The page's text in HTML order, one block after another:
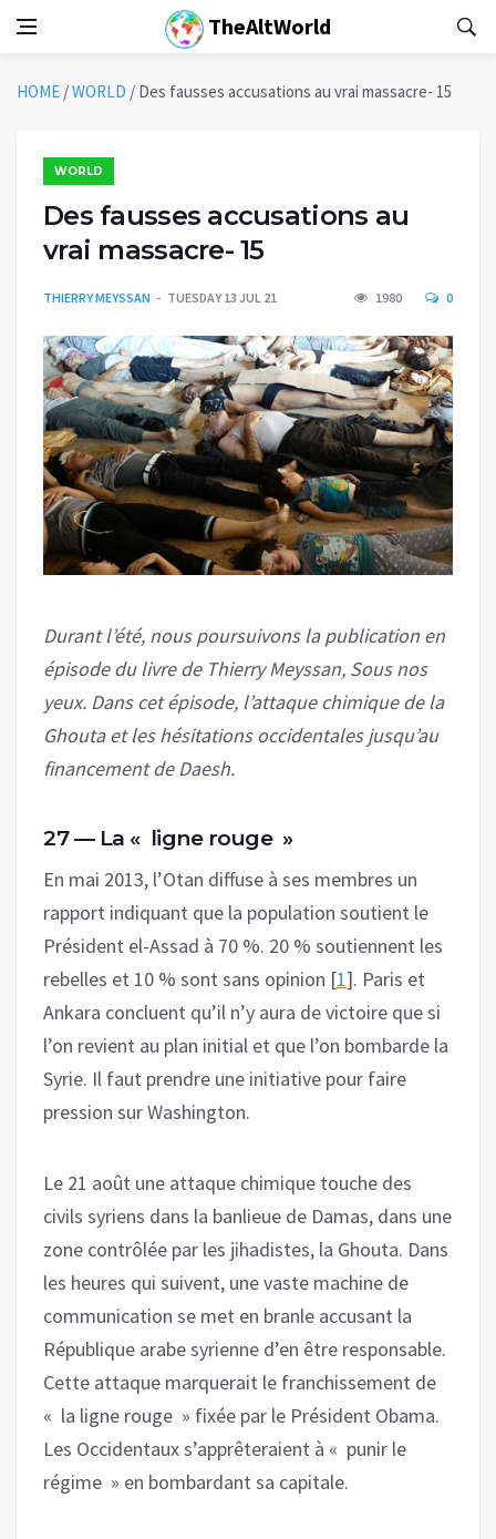
TheAltWorld
HOME /WORLD / Des fausses accusations au vrai massacre- 15
WORLD
Des fausses accusations au
vrai massacre- 15
THIERRY MEYSSAN TUESDAY 13 JUL 21 1980 0
Durant l’été, nous poursuivons la publication en
épisode du livre de Thierry Meyssan, Sous nos
yeux. Dans cet épisode, l’attaque chimique de la
Ghouta et les hésitations occidentales jusqu’au
financement de Daesh.
27 — La « ligne rouge »
En mai 2013, l’Otan diffuse à ses membres un
rapport indiquant que la population soutient le
Président el-Assad à 70 %. 20 % soutiennent les
rebelles et 10 % sont sans opinion [1]. Paris et
Ankara concluent qu’il n’y aura de victoire que si
l’on revient au plan initial et que l’on bombarde la
Syrie. Il faut prendre une initiative pour faire
pression sur Washington.
Le 21 août une attaque chimique touche des
civils syriens dans la banlieue de Damas, dans une
zone contrôlée par les jihadistes, la Ghouta. Dans
les heures qui suivent, une vaste machine de
communication se met en branle accusant la
République arabe syrienne d’en être responsable.
Cette attaque marquerait le franchissement de
« la ligne rouge » fixée par le Président Obama.
Les Occidentaux s’apprêteraient à « punir le
régime » en bombardant sa capitale.